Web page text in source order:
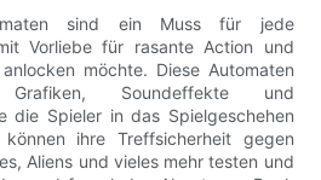
sind ein Muss für jede
Vorliebe für rasante Action und
möchte. Diese Automaten
Soundeffekte und
die Spieler in das Spielgeschehen
ihre Treffsicherheit gegen
Aliens und vieles mehr testen und